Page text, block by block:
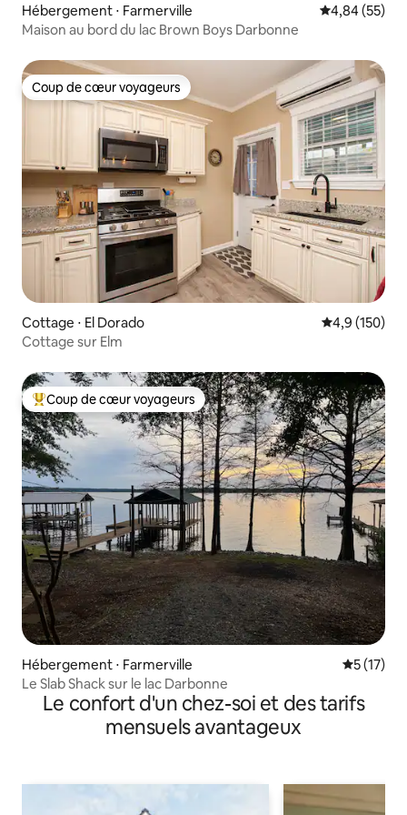
Hébergement ⋅ Farmerville Évaluation
4,84 (55)
Maison au bord du lac Brown Boys Darbonne
Coup de cœur voyageurs
Coup de cœur voyageurs
Cottage ⋅ El Dorado Évaluation
4,9 (150)
Cottage sur Elm
Coups de cœur voyageurs les plus appréciés
Coup de cœur voyageurs
Hébergement ⋅ Farmerville
5 (17)
Le Slab Shack sur le lac Darbonne
Le confort d'un chez-soi et des tarifs
mensuels avantageux